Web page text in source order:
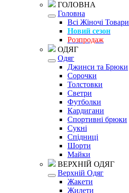
ГОЛОВНА
Головна
Всі Жіночі Товари
Новий сезон
Розпродаж
ОДЯГ
Одяг
Джинси та Брюки
Сорочки
Толстовки
Светри
Футболки
Кардигани
Спортивні брюки
Сукні
Спідниці
Шорти
Майки
ВЕРХНІЙ ОДЯГ
Верхній Одяг
Жакети
Жилети